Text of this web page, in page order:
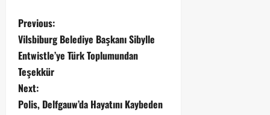
Previous:
Vilsbiburg Belediye Başkanı Sibylle
Entwistle’ye Türk Toplumundan
Teşekkür
Next:
Polis, Delfgauw’da Hayatını Kaybeden